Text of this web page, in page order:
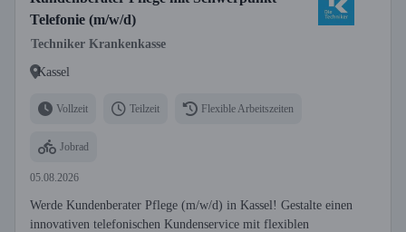
Telefonie (m/w/d)
Techniker Krankenkasse
Kassel
Vollzeit Teilzeit Flexible Arbeitszeiten
Jobrad
05.08.2026
Werde Kundenberater Pflege (m/w/d) in Kassel! Gestalte einen
innovativen telefonischen Kundenservice mit flexiblen